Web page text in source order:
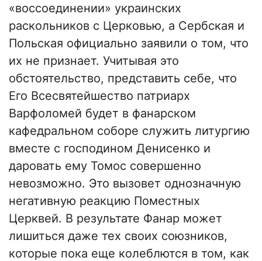
«воссоединении» украинских
раскольников с Церковью, а Сербская и
Польская официально заявили о том, что
их не признает. Учитывая это
обстоятельство, представить себе, что
Его Всесвятейшество патриарх
Варфоломей будет в фанарском
кафедральном соборе служить литургию
вместе с господином Денисенко и
даровать ему Томос совершенно
невозможно. Это вызовет однозначную
негативную реакцию Поместных
Церквей. В результате Фанар может
лишиться даже тех своих союзников,
которые пока еще колеблются в том, как